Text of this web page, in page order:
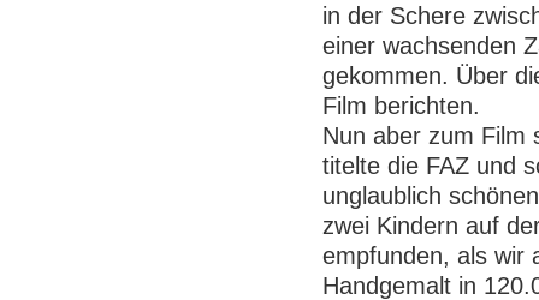
in der Schere
einer wachsenden
gekommen. Über
Film berichten.
Nun aber zum Film
titelte die FAZ und
unglaublich
zwei Kindern auf
empfunden, als wir
Handgemalt in